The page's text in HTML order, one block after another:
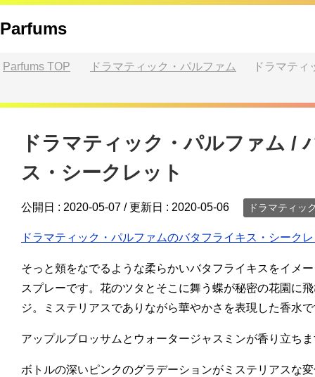
Parfums
Parfums TOP ドラマティック・パルファム ドラマテ
ドラマティック・パルファム /
ス・シークレット
公開日 : 2020-05-07 / 更新日 : 2020-05-06 ドラマティッ
ドラマティック・パルファムのバタフライキス・シーク
そっと頬をなでるような柔らかいバタフライキスをイメ
スプレーです。花のツタとそこに舞う蝶が秘密の花園に
ジ。ミステリアスでありながら華やかさを表現した香水
アップルブロッサムとウォータージャスミンが香り立ち
ボトルの深いピンクのグラデーションがミステリアスな